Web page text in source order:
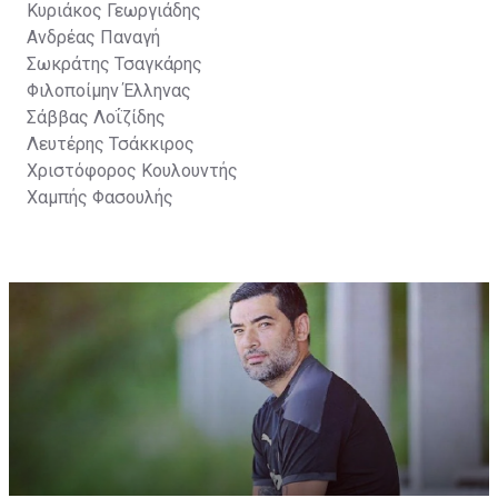
Κυριάκος Γεωργιάδης
Ανδρέας Παναγή
Σωκράτης Τσαγκάρης
Φιλοποίμην Έλληνας
Σάββας Λοΐζίδης
Λευτέρης Τσάκκιρος
Χριστόφορος Κουλουντής
Χαμπής Φασουλής